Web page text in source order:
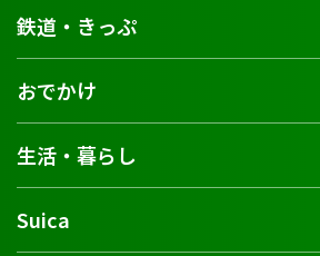
鉄道・きっぷ
おでかけ
生活・暮らし
Suica